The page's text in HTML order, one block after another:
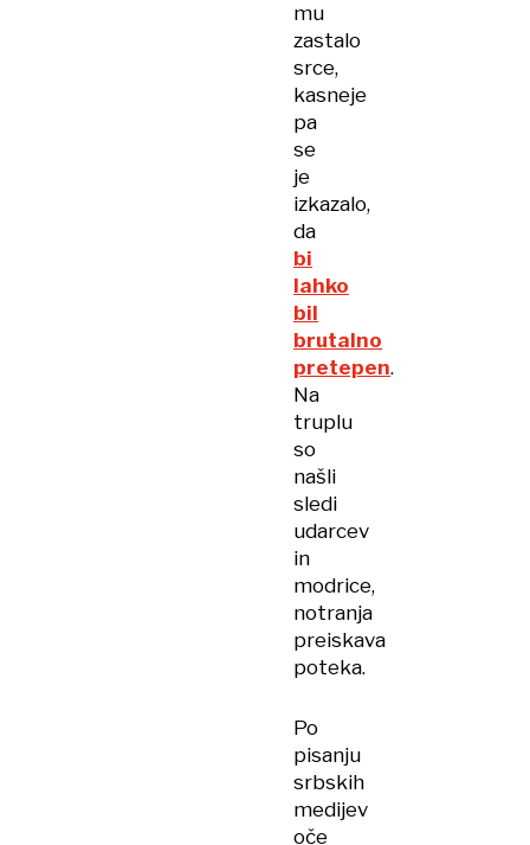
mu
zastalo
srce,
kasneje
pa
se
je
izkazalo,
da
bi
lahko
bil
brutalno
pretepen.
Na
truplu
so
našli
sledi
udarcev
in
modrice,
notranja
preiskava
poteka.
Po
pisanju
srbskih
medijev
oče